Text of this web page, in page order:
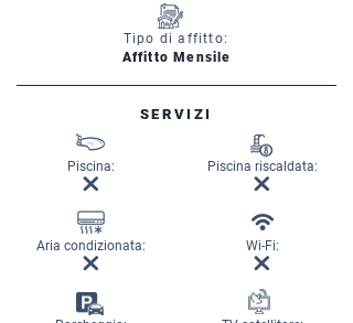
Tipo di affitto:
Affitto Mensile
SERVIZI
Piscina:
Aria condizionata:
Piscina riscaldata:
Wi-Fi: